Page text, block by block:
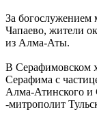
За богослужением
Чапаево, жители
из Алма-Аты.
В Серафимовском
Серафима с
Алма-Атинского и
-митрополит